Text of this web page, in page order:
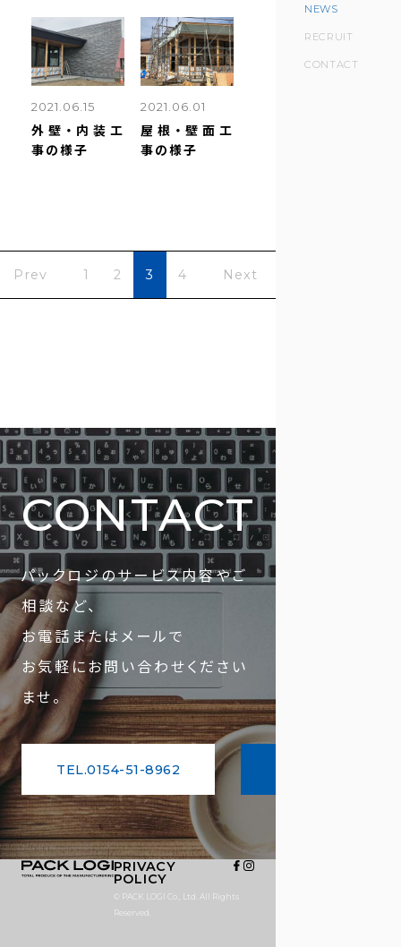
NEWS
RECRUIT
CONTACT
2021.06.15
外壁・内装工
事の様子
2021.06.01
屋根・壁面工
事の様子
Prev 1 2 3 4 Next
CONTACT
パックロジのサービス内容やご
相談など、
お電話またはメールで
お気軽にお問い合わせください
ませ。
TEL.0154-51-8962
PRIVACY
POLICY
© PACK LOGI Co., Ltd. All Rights
Reserved.